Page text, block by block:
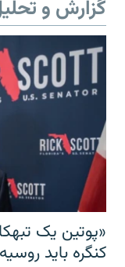
گزارش و
«پوتین یک
کنگره باید